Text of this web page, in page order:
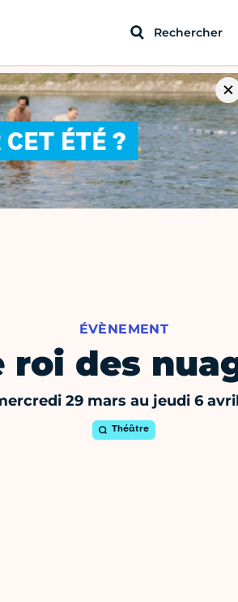
Rechercher
ÉVÈNEMENT
roi des
29 mars au jeudi 6
Théâtre